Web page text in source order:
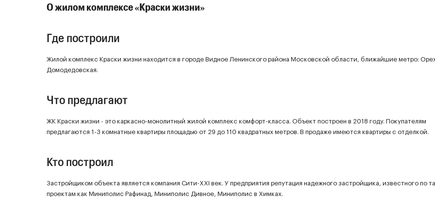
О жилом комплексе «Краски жизни»
Где построили
Жилой комплекс Краски жизни находится в городе Видное Ленинского района Московской области, ближайшие метро:
Домодедовская.
Что предлагают
ЖК Краски жизни - это каркасно-монолитный жилой комплекс комфорт-класса. Объект построен в 2018 году. Покупателям
предлагаются 1-3 комнатные квартиры площадью от 29 до 110 квадратных метров. В продаже имеются квартиры с отделкой.
Кто построил
Застройщиком объекта является компания Сити-XXI век. У предприятия репутация надежного застройщика, известного по
проектам как Миниполис Рафинад, Миниполис Дивное, Миниполис в Химках.